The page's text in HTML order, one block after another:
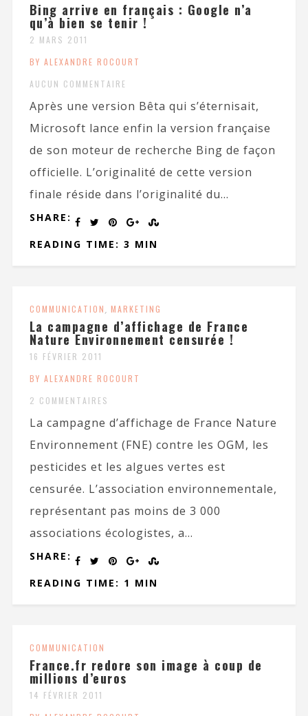
Bing arrive en français : Google n’a
qu’à bien se tenir !
2 MARS 2011
BY ALEXANDRE ROCOURT
AUCUN COMMENTAIRE
Après une version Bêta qui s’éternisait,
Microsoft lance enfin la version française
de son moteur de recherche Bing de façon
officielle. L’originalité de cette version
finale réside dans l’originalité du...
SHARE:
READING TIME: 3 MIN
COMMUNICATION, MARKETING
La campagne d’affichage de France
Nature Environnement censurée !
16 FÉVRIER 2011
BY ALEXANDRE ROCOURT
2 COMMENTAIRES
La campagne d’affichage de France Nature
Environnement (FNE) contre les OGM, les
pesticides et les algues vertes est
censurée. L’association environnementale,
représentant pas moins de 3 000
associations écologistes, a...
SHARE:
READING TIME: 1 MIN
COMMUNICATION
France.fr redore son image à coup de
millions d’euros
14 FÉVRIER 2011